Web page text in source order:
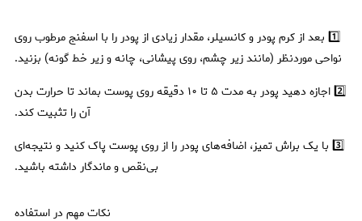
1️⃣ بعد از کرم پودر و کانسیلر، مقدار زیادی از پودر را با اسفنج مرطوب روی
نواحی موردنظر (مانند زیر چشم، روی پیشانی، چانه و زیر خط گونه) بزنید.
2️⃣ اجازه دهید پودر به مدت ۵ تا ۱۰ دقیقه روی پوست بماند تا حرارت بدن
آن را تثبیت کند.
3️⃣ با یک براش تمیز، اضافه‌های پودر را از روی پوست پاک کنید و نتیجه‌ای
بی‌نقص و ماندگار داشته باشید.
نکات مهم در استفاده